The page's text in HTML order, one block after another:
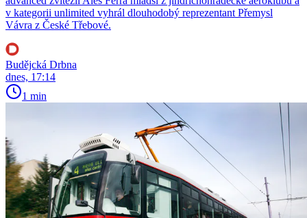
v kategorii unlimited vyhrál dlouhodobý reprezentant Přemysl
Vávra z České Třebové.
Budějcká Drbna
dnes, 17:14
1 min